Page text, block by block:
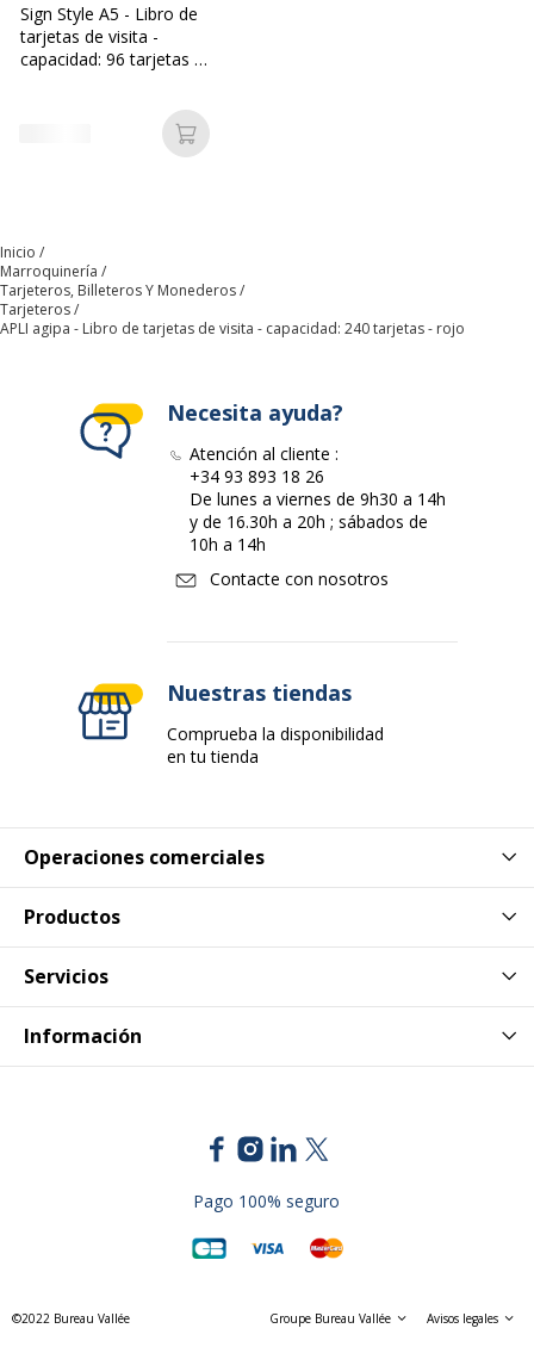
Sign Style A5 - Libro de
tarjetas de visita -
capacidad: 96 tarjetas -
Añadir a la cesta
Inicio
Marroquinería
Tarjeteros, Billeteros Y Monederos
Tarjeteros
APLI agipa - Libro de tarjetas de visita - capacidad: 240 tarjetas - rojo
Operaciones comerciales
Productos
Servicios
Información
Necesita ayuda?
Atención al cliente :
+34 93 893 18 26
De lunes a viernes de 9h30 a 14h
y de 16.30h a 20h ; sábados de
10h a 14h
Contacte con nosotros
Nuestras tiendas
Comprueba la disponibilidad
en tu tienda
Pago 100% seguro
©2022 Bureau Vallée Groupe Bureau Vallée Avisos legales